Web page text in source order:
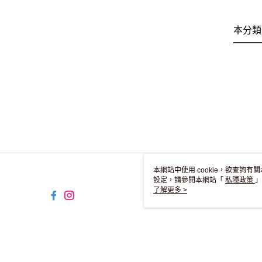
本分
本網站中使用 cookie，欲查詢有
設定，請參閱本網站「 私隱政策
用 cookie。
了解更多 >